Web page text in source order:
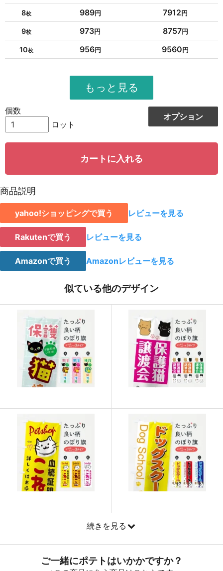
8 989 7912
9 973 8757
10 956 9560
951
12324
13216
15 942 14130
939
18
19 928 15776
20 923
21 921
22 919
917
24 915 21960
25 913 22825
26 911 23686
909 24543
28 907 25396
31 901 27931
32 899 28768
33 897 29601
34 30430
890
37 888 32856
887 33706
オプション
個数
ロット
カートに入れる
商品説明
yahoo!ショッピングで買う レビューを見る
Rakutenで買う レビューを見る
Amazonで買う Amazonレビューを見る
似ている他のデザイン
続きを見る